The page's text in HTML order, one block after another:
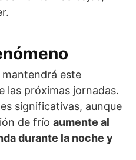
mantendrá este
las próximas jornadas.
significativas, aunque
de frío aumente al
durante la noche y